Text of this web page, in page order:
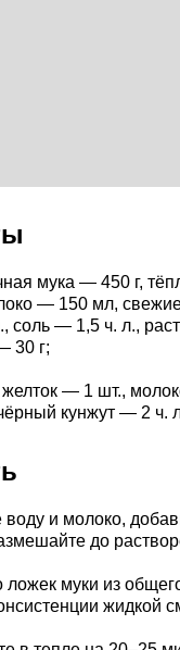
мука — 450 г,
— 150 мл,
соль — 1,5 ч. л.,
30 г;
желток — 1 шт.,
кунжут — 2 ч.
и молоко,
до
ложек муки из
жидкой